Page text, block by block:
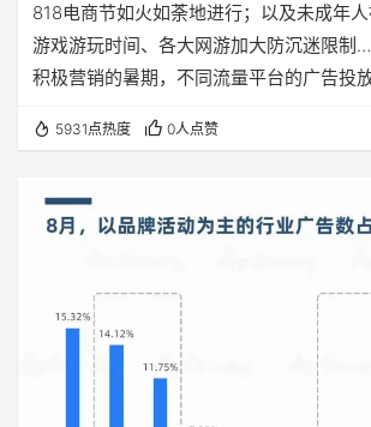
818电商节如火如荼地进行；以及未成年
游戏游玩时间、各大网游加大防沉迷限
积极营销的暑期，不同流量平台的广告投
2021年7-8月份期间（07.01-08.31）的移
案等方面，解读7-8月份中腰部流量平台
App Growing…
5931点热度 0人点赞